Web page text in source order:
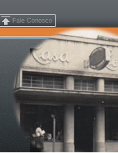
Fale Conosco